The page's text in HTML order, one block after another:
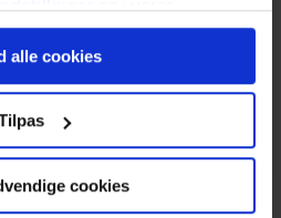
altid trække dit samtykke
fra vores
ved at trykke på "Privacy
gerne:
oplysninger om din placering,
alle cookies
cookies
er helt
at du får gode salgstilbud
uden selv at skulle
udviklet og drevet af den
AS, som er en af